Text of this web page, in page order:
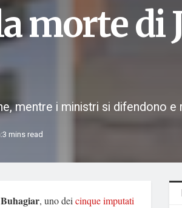
morte di
mentre i ministri si difendono
mins read
, uno dei cinque imputati